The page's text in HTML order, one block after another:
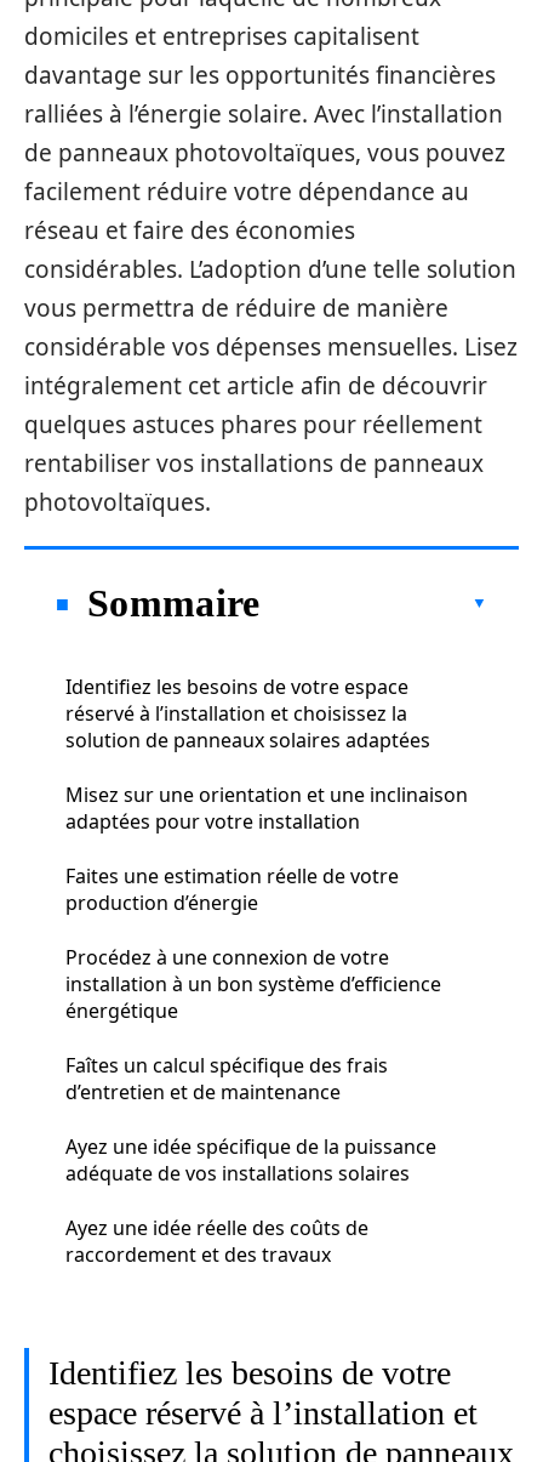
domiciles et entreprises capitalisent
davantage sur les opportunités financières
ralliées à l’énergie solaire. Avec l’installation
de panneaux photovoltaïques, vous pouvez
facilement réduire votre dépendance au
réseau et faire des économies
considérables. L’adoption d’une telle solution
vous permettra de réduire de manière
considérable vos dépenses mensuelles. Lisez
intégralement cet article afin de découvrir
quelques astuces phares pour réellement
rentabiliser vos installations de panneaux
photovoltaïques.
Sommaire
Identifiez les besoins de votre espace
réservé à l’installation et choisissez la
solution de panneaux solaires adaptées
Misez sur une orientation et une inclinaison
adaptées pour votre installation
Faites une estimation réelle de votre
production d’énergie
Procédez à une connexion de votre
installation à un bon système d’efficience
énergétique
Faîtes un calcul spécifique des frais
d’entretien et de maintenance
Ayez une idée spécifique de la puissance
adéquate de vos installations solaires
Ayez une idée réelle des coûts de
raccordement et des travaux
Identifiez les besoins de votre
espace réservé à l’installation et
choisissez la solution de panneaux